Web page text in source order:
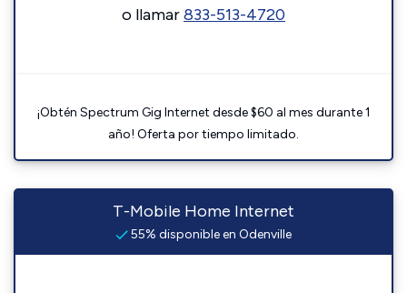
o llamar833-513-4720
¡Obtén Spectrum Gig Internet desde $60 al mes durante 1
año! Oferta por tiempo limitado.
T-Mobile Home Internet
55% disponible en Odenville